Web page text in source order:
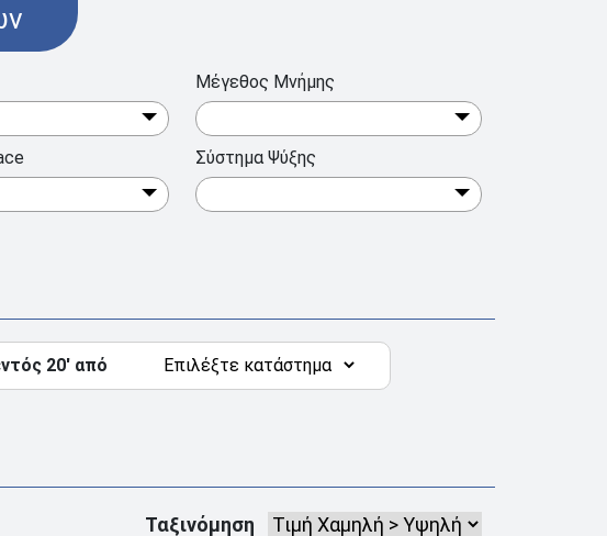
Μέγεθος Μνήμης
Σύστημα Ψύξης
20' από
Ταξινόμηση